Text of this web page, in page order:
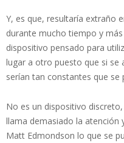
Y, es que, resultaría extraño
durante mucho tiempo y
dispositivo pensado para
lugar a otro puesto que si se
serían tan constantes que
No es un dispositivo
llama demasiado la atención
Matt Edmondson lo que se